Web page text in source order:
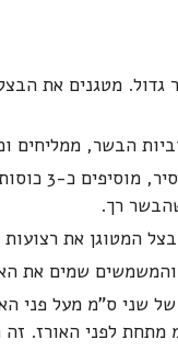
מטגנים את
הבשר, ממליחים
רך.
המטוגן את
שמים את
שני ס"מ מעל פני